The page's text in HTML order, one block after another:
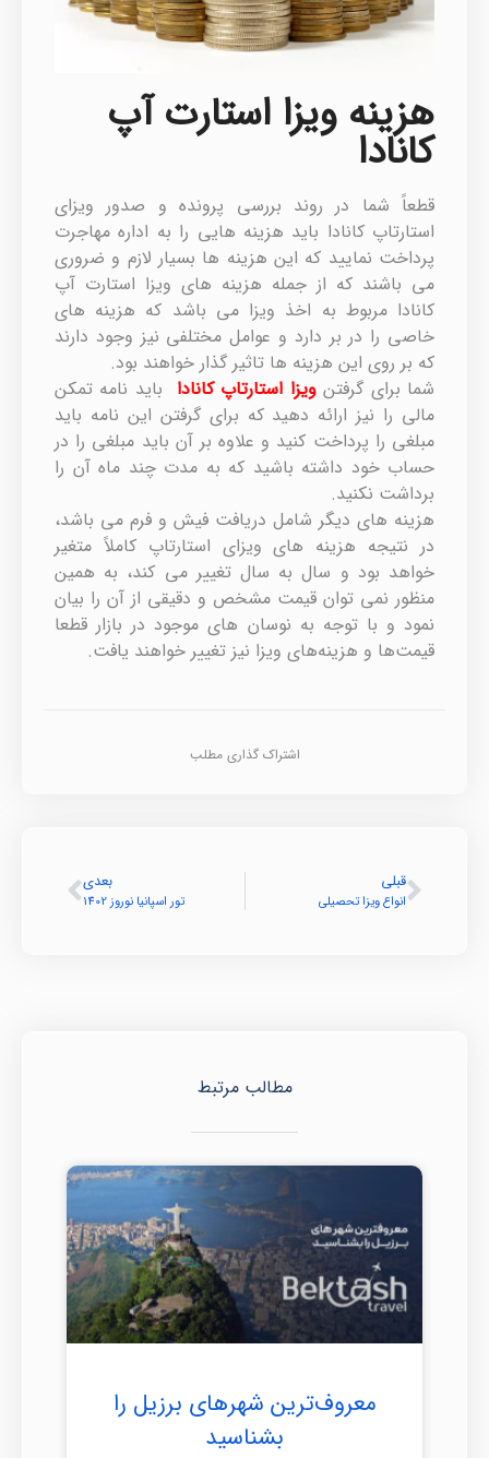
هزینه ویزا استارت آپ
کانادا
قطعاً شما در روند بررسی پرونده و صدور ویزای
استارتاپ کانادا باید هزینه هایی را به اداره مهاجرت
پرداخت نمایید که این هزینه ها بسیار لازم و ضروری
می باشند که از جمله هزینه های ویزا استارت آپ
کانادا مربوط به اخذ ویزا می باشد که هزینه های
خاصی را در بر دارد و عوامل مختلفی نیز وجود دارند
که بر روی این هزینه ها تاثیر گذار خواهند بود.
شما برای گرفتنویزا استارتاپ کانادا باید نامه تمکن
مالی را نیز ارائه دهید که برای گرفتن این نامه باید
مبلغی را پرداخت کنید و علاوه بر آن باید مبلغی را در
حساب خود داشته باشید که به مدت چند ماه آن را
برداشت نکنید.
هزینه های دیگر شامل دریافت فیش و فرم می باشد،
در نتیجه هزینه های ویزای استارتاپ کاملاً متغیر
خواهد بود و سال به سال تغییر می کند، به همین
منظور نمی توان قیمت مشخص و دقیقی از آن را بیان
نمود و با توجه به نوسان های موجود در بازار قطعا
قیمت‌ها و هزینه‌های ویزا نیز تغییر خواهند یافت.
اشتراک گذاری مطلب
قبلی
انواع ویزا تحصیلی
بعدی
تور اسپانیا نوروز 1402
مطالب مرتبط
معروف‌ترین شهرهای برزیل را
بشناسید